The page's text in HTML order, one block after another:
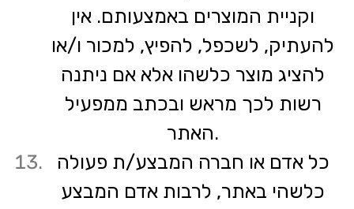
וקניית המוצרים באמצעותם. אין
להעתיק, לשכפל, להפיץ, למכור ו/או
להציג מוצר כלשהו אלא אם ניתנה
רשות לכך מראש ובכתב ממפעיל
האתר.
כל אדם או חברה המבצע/ת פעולה
כלשהי באתר, לרבות אדם המבצע